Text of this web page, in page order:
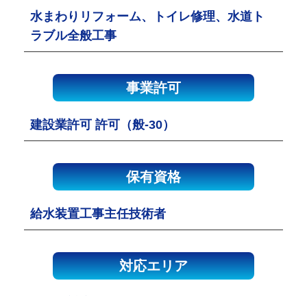
水まわりリフォーム、トイレ修理、水道ト
ラブル全般工事
事業許可
建設業許可 許可（般-30）
保有資格
給水装置工事主任技術者
対応エリア